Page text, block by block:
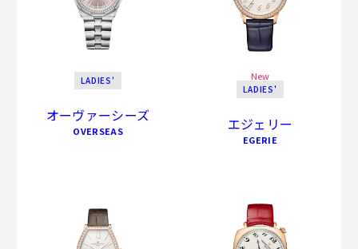
LADIES'
オーヴァーシーズ
OVERSEAS
New
LADIES'
エジェリー
EGERIE